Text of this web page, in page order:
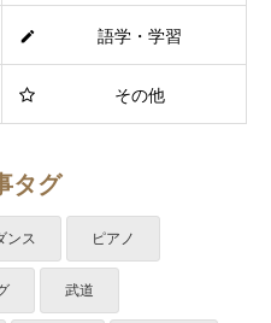
語学・学習
その他
タグ
ンス ピアノ
武道